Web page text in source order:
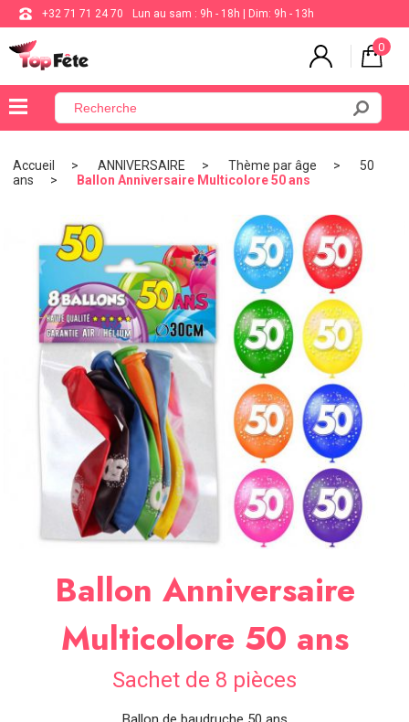
+32 71 71 24 70 Lun au sam : 9h - 18h | Dim: 9h - 13h
0
×
BALLON
ANNIVERSAIRE
MARIAGE
VAISSELLE
BAPTÊME
COMMUNION
THÈME
OCCASIONS
SPÉCIALES
CONTACT
Accueil ANNIVERSAIRE Thème par âge
50
ans
Ballon Anniversaire Multicolore 50 ans
Ballon Anniversaire
Multicolore 50 ans
Sachet de 8 pièces